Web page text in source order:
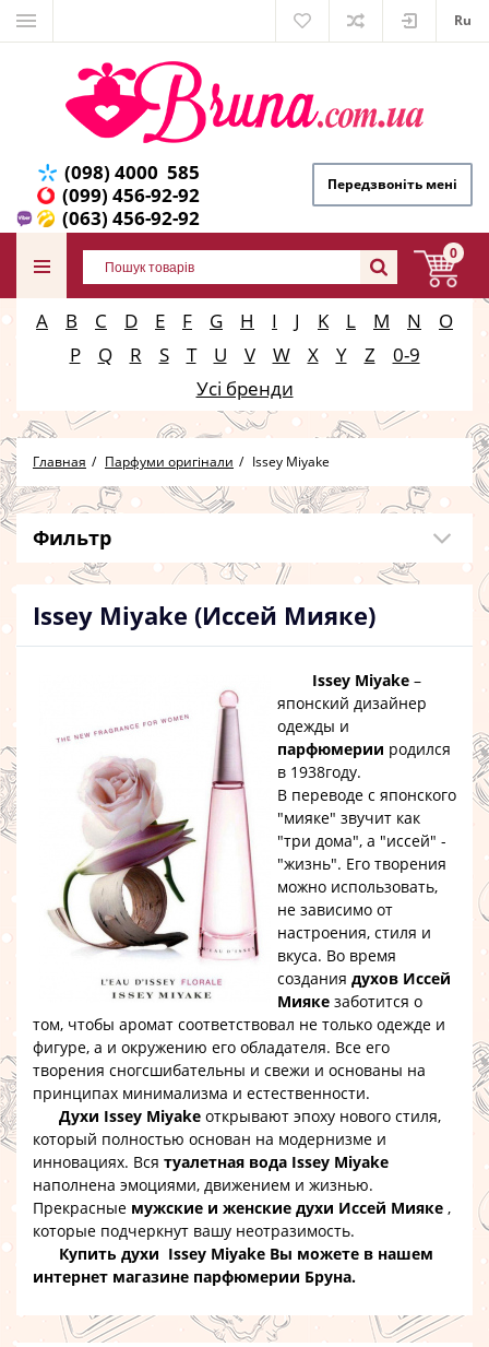
Ru
(098) 4000 585
(099) 456-92-92
(063) 456-92-92
Передзвоніть мені
0
A B C D E F G H I J K L M N
O
P
Q R S T U V W X Y Z
0-9
Усі бренди
Главная Парфуми оригінали Issey Miyake
Фильтр
Issey Miyake (Иссей Мияке)
Issey Miyake –
японский дизайнер
одежды и
парфюмерии родился
в 1938году.
В переводе с японского
"мияке" звучит как
"три дома", а "иссей" -
"жизнь". Его творения
можно использовать,
не зависимо от
настроения, стиля и
вкуса. Во время
создания духов Иссей
Мияке заботится о
том, чтобы аромат соответствовал не только одежде и
фигуре, а и окружению его обладателя. Все его
творения сногсшибательны и свежи и основаны на
принципах минимализма и естественности.
Духи Issey Miyake открывают эпоху нового стиля,
который полностью основан на модернизме и
инновациях. Вся туалетная вода Issey Miyake
наполнена эмоциями, движением и жизнью.
Прекрасные мужские и женские духи Иссей Мияке ,
которые подчеркнут вашу неотразимость.
Купить духи Issey Miyake Вы можете в нашем
интернет магазине парфюмерии Бруна.